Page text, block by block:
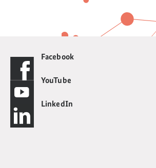
Facebook
YouTube
LinkedIn